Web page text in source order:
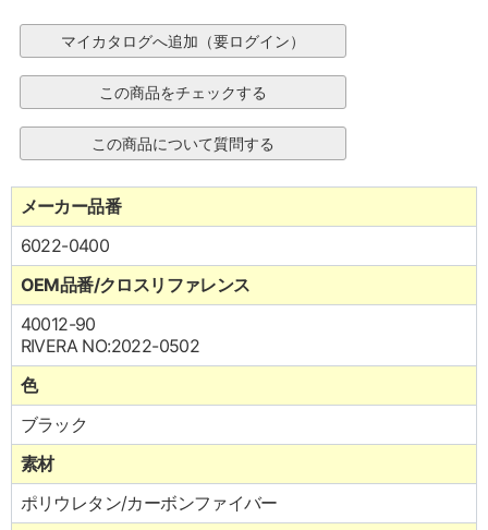
メーカー品番
6022-0400
OEM品番/クロスリファレンス
40012-90
RIVERA NO:2022-0502
色
ブラック
素材
ポリウレタン/カーボンファイバー